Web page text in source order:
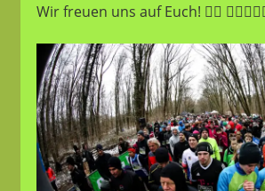
Wir freuen uns auf Euch! 🏃‍♂️ 🏃‍♀️🏃‍♀️